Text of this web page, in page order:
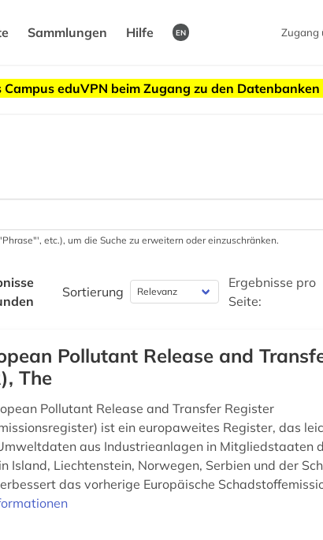
Sammlungen Hilfe EN
Zugang
eduVPN beim Zugang zu den
etc.), um die Suche zu erweitern oder einzuschränken.
Sortierung
Ergebnisse pro
Seite:
Pollutant Release and
The
Pollutant Release and Transfer Register
ist ein europaweites Register, das
aus Industrieanlagen in Mitgliedstaaten
Island, Liechtenstein, Norwegen, Serbien und der
das vorherige Europäische